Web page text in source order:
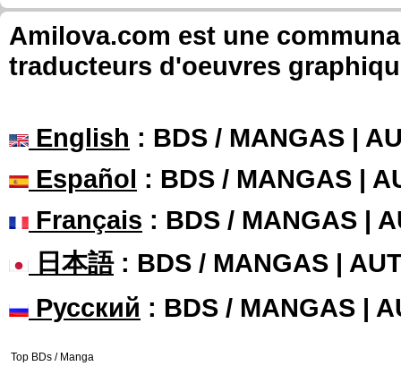
Amilova.com est une
traducteurs d'oeuvres
English : BDS / MANGAS |
Español : BDS / MANGAS |
Français : BDS / MANGAS |
日本語: BDS / MANGAS |
Русский : BDS / MANGAS |
Top BDs / Manga